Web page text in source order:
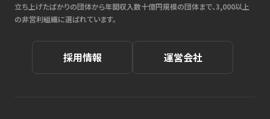
立ち上げたばかりの団体から年間収入数十億円規模の団体まで、3,000以上
の非営利組織に選ばれています。
採用情報 運営会社